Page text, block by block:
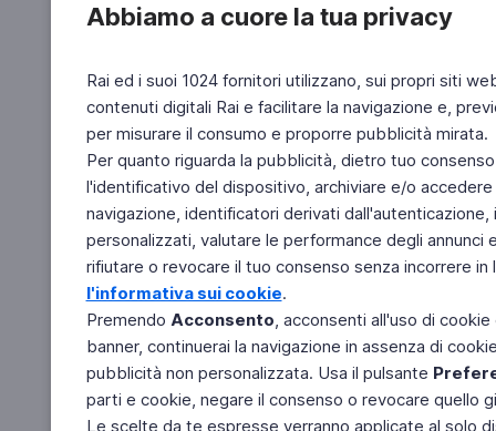
Abbiamo a cuore la tua privacy
Rai ed i suoi 1024 fornitori utilizzano, sui propri siti
contenuti digitali Rai e facilitare la navigazione e,
per misurare il consumo e proporre pubblicità mirata.
Per quanto riguarda la pubblicità, dietro tuo
l'identificativo del dispositivo, archiviare e/o
navigazione, identificatori derivati
personalizzati, valutare le performance degli
rifiutare o revocare il tuo consenso senza incorrere
l'informativa sui cookie.
Premendo Acconsento, acconsenti all'uso di
banner, continuerai la navigazione in assenza di
pubblicità non personalizzata. Usa il pulsante
parti e cookie, negare il consenso o revocare quello
Le scelte da te espresse verranno applicate al solo